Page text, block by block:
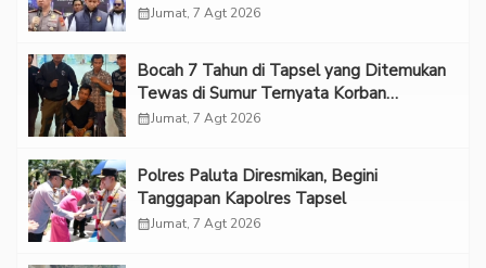
calendar_monthJumat, 7 Agt 2026
Bocah 7 Tahun di Tapsel yang Ditemukan
Tewas di Sumur Ternyata Korban
Kekerasan Seksual
calendar_monthJumat, 7 Agt 2026
Polres Paluta Diresmikan, Begini
Tanggapan Kapolres Tapsel
calendar_monthJumat, 7 Agt 2026